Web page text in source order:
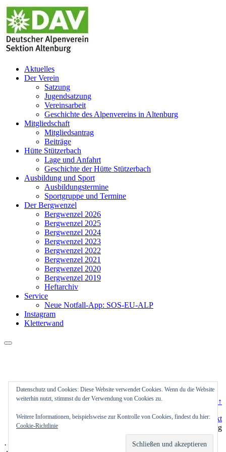
Zum
Inhalt
springen
Aktuelles
Der Verein
Satzung
Jugendsatzung
Vereinsarbeit
Geschichte des Alpenvereins in Altenburg
Mitgliedschaft
Mitgliedsantrag
Beiträge
Hütte Stützerbach
Lage und Anfahrt
Geschichte der Hütte Stützerbach
Ausbildung und Sport
Ausbildungstermine
Sportgruppe und Termine
Der Bergwenzel
Bergwenzel 2026
Bergwenzel 2025
Bergwenzel 2024
Bergwenzel 2023
Bergwenzel 2022
Bergwenzel 2021
Bergwenzel 2020
Bergwenzel 2019
Heftarchiv
Service
Neue Notfall-App: SOS-EU-ALP
Instagram
Kletterwand
top ↑
Datenschutzerklärung|Impressum|Kontakt
© 2017-2020 Alpenverein Sektion Altenburg
·
Präsentiert von ·Entworfen mit
Datenschutz und Cookies: Diese Website verwendet Cookies. Wenn du die Website
weiterhin nutzt, stimmst du der Verwendung von Cookies zu.
Weitere Informationen, beispielsweise zur Kontrolle von Cookies, findest du hier:
Cookie-Richtlinie